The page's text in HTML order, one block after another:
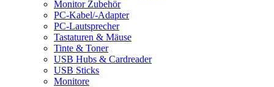
Monitor Zubehör
PC-Kabel/-Adapter
PC-Lautsprecher
Tastaturen & Mäuse
Tinte & Toner
USB Hubs & Cardreader
USB Sticks
Monitore